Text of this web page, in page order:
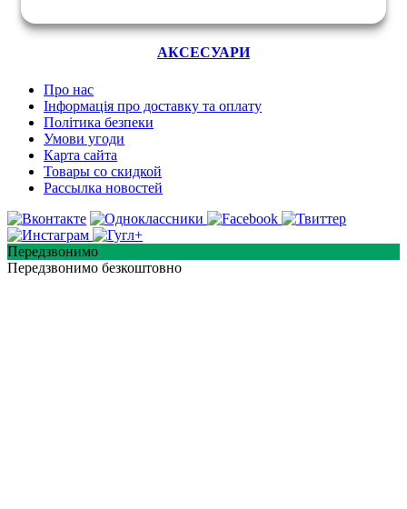
АКСЕСУАРИ
Про нас
Інформація про доставку та оплату
Політика безпеки
Умови угоди
Карта сайта
Товары со скидкой
Рассылка новостей
Передзвонимо
Передзвонимо безкоштовно